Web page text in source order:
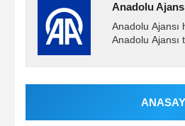
Anadolu
Anadolu Ajansı
Anadolu Ajansı